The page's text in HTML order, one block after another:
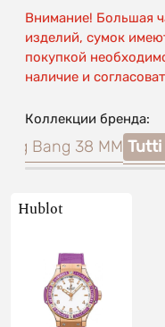
Внимание! Большая
изделий, сумок
покупкой
наличие и
Коллекции бренда:
Big Bang 38 MM
Hublot